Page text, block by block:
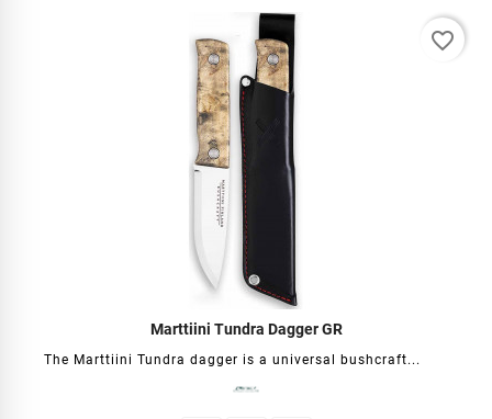
Marttiini Tundra Dagger GR
The Marttiini Tundra dagger is a universal bushcraft...
favorite_border